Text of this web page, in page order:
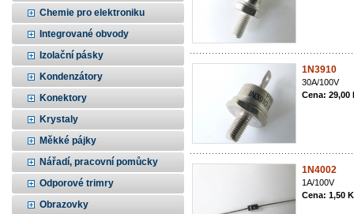
Chemie pro elektroniku
Integrované obvody
Izolační pásky
Kondenzátory
Konektory
Krystaly
Měkké pájky
Nářadí, pracovní pomůcky
Odporové trimry
Obrazovky
1N3910
30A/100V
Cena: 29,00
1N4002
1A/100V
Cena: 1,50